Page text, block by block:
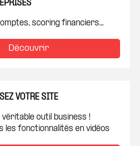
scoring financiers...
Découvrir
VOTRE SITE
outil business !
les fonctionnalités en vidéos